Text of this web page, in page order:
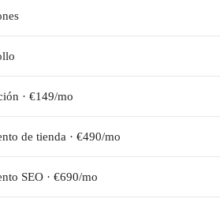
· €149/mo
de tienda · €490/mo
SEO · €690/mo